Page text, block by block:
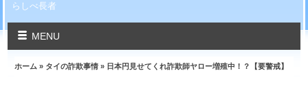
らしべ長者
MENU
ホーム » タイの詐欺事情 » 日本円見せてくれ詐欺師ヤロー増殖中！？【要警戒】